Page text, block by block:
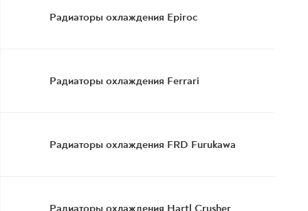
Радиаторы охлаждения Epiroc
Радиаторы охлаждения Ferrari
Радиаторы охлаждения FRD Furukawa
Радиаторы охлаждения Hartl Crusher